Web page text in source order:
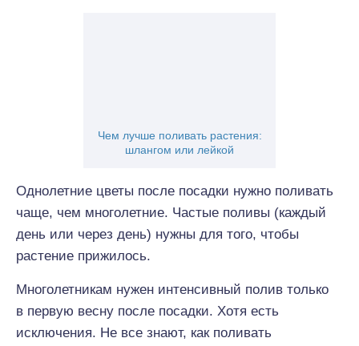
Чем лучше поливать растения:
шлангом или лейкой
Однолетние цветы после посадки нужно поливать
чаще, чем многолетние. Частые поливы (каждый
день или через день) нужны для того, чтобы
растение прижилось.
Многолетникам нужен интенсивный полив только
в первую весну после посадки. Хотя есть
исключения. Не все знают, как поливать